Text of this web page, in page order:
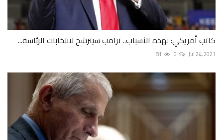
كاتب أمريكي: لهذه الأسباب.. ترامب سيترشح لانتخابات الرئاسة...
Jul 24, 2021
0
81